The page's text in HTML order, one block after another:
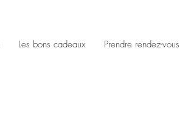
Les bons cadeaux Prendre rendez-vous